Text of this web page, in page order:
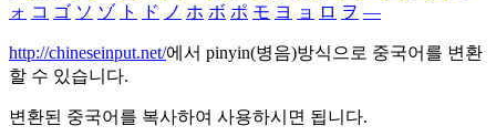
ォ コ ゴ ソ ゾ ト ド ノ ホ ボ ポ モ ヨ ョ ロ ヲ ―
http://chineseinput.net/에서 pinyin(병음)방식으로 중국어를 변환
할 수 있습니다.
변환된 중국어를 복사하여 사용하시면 됩니다.